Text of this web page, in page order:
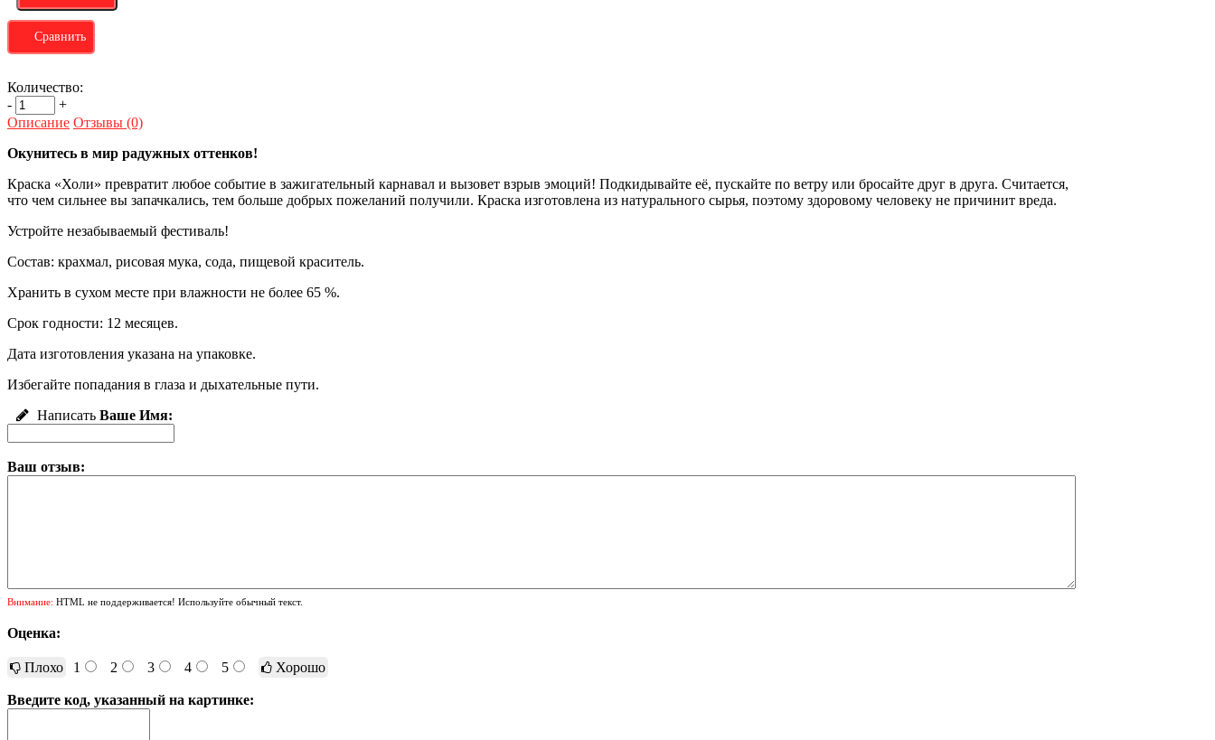
Сравнить
Количество:
-
+
Описание Отзывы (0)
Окунитесь в мир радужных оттенков!
Краска «Холи» превратит любое событие в зажигательный карнавал и вызовет взрыв эмоций! Подкидывайте её, пускайте по ветру или бросайте друг в друга. Считается,
что чем сильнее вы запачкались, тем больше добрых пожеланий получили. Краска изготовлена из натурального сырья, поэтому здоровому человеку не причинит вреда.
Устройте незабываемый фестиваль!
Состав: крахмал, рисовая мука, сода, пищевой краситель.
Хранить в сухом месте при влажности не более 65 %.
Срок годности: 12 месяцев.
Дата изготовления указана на упаковке.
Избегайте попадания в глаза и дыхательные пути.
Написать Ваше Имя:
Ваш отзыв:
Внимание: HTML не поддерживается! Используйте обычный текст.
Оценка:
Плохо 1 2 3 4 5 Хорошо
Введите код, указанный на картинке: